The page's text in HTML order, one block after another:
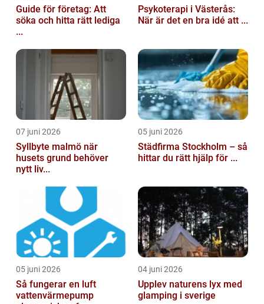
Guide för företag: Att
söka och hitta rätt lediga
...
Psykoterapi i Västerås:
När är det en bra idé att ...
07 juni 2026
Syllbyte malmö när
husets grund behöver
nytt liv...
05 juni 2026
Städfirma Stockholm – så
hittar du rätt hjälp för ...
05 juni 2026
Så fungerar en luft
vattenvärmepump
04 juni 2026
Upplev naturens lyx med
glamping i sverige